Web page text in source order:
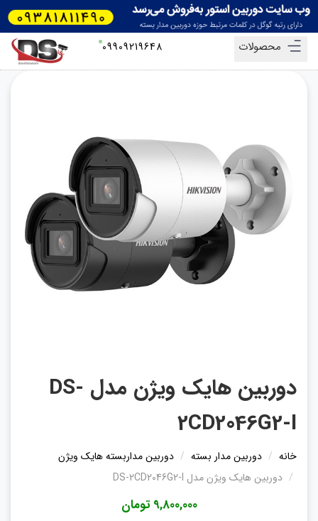
محصولات 09909219648
دوربین هایک ویژن مدل DS-
2CD2046G2-I
خانه دوربین مدار بسته
دوربین مداربسته هایک ویژن
دوربین هایک ویژن مدل DS-2CD2046G2-I
9,800,000 تومان